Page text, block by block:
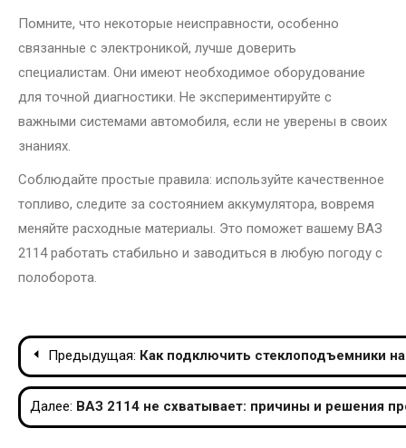
Помните, что некоторые неисправности, особенно
связанные с электроникой, лучше доверить
специалистам. Они имеют необходимое оборудование
для точной диагностики. Не экспериментируйте с
важными системами автомобиля, если не уверены в своих
знаниях.
Соблюдайте простые правила: используйте качественное
топливо, следите за состоянием аккумулятора, вовремя
меняйте расходные материалы. Это поможет вашему ВАЗ
2114 работать стабильно и заводиться в любую погоду с
полоборота.
Навигация
по
записям
Предыдущая: Как подключить стеклоподъемники
Далее: ВАЗ 2114 не схватывает: причины и решения